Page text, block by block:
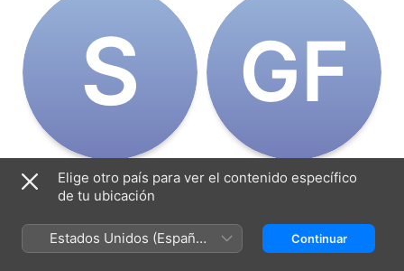
S
Swifty
Rol propio
G‌F
Goat Fred
Rol propio
Elige otro país para ver el contenido específico
de tu ubicación
Estados Unidos (Español
México)
Continuar